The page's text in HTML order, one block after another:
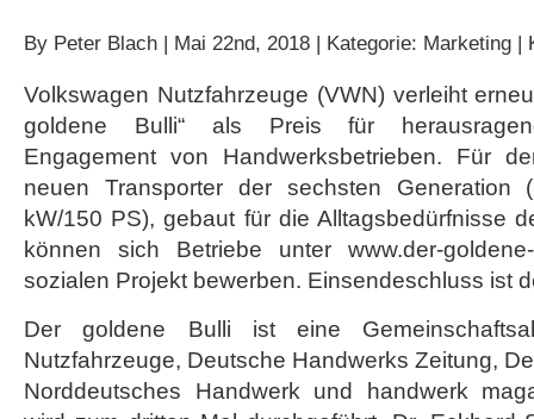
By Peter Blach | Mai 22nd, 2018 | Kategorie: Marketing |
Volkswagen Nutzfahrzeuge (VWN) verleiht
goldene Bulli“ als Preis für
Engagement von Handwerksbetrieben. Für
neuen Transporter der sechsten Generation
kW/150 PS), gebaut für die Alltagsbedürfnisse
können sich Betriebe unter www.der-
sozialen Projekt bewerben. Einsendeschluss ist
Der goldene Bulli ist eine
Nutzfahrzeuge, Deutsche Handwerks Zeitung,
Norddeutsches Handwerk und handwerk